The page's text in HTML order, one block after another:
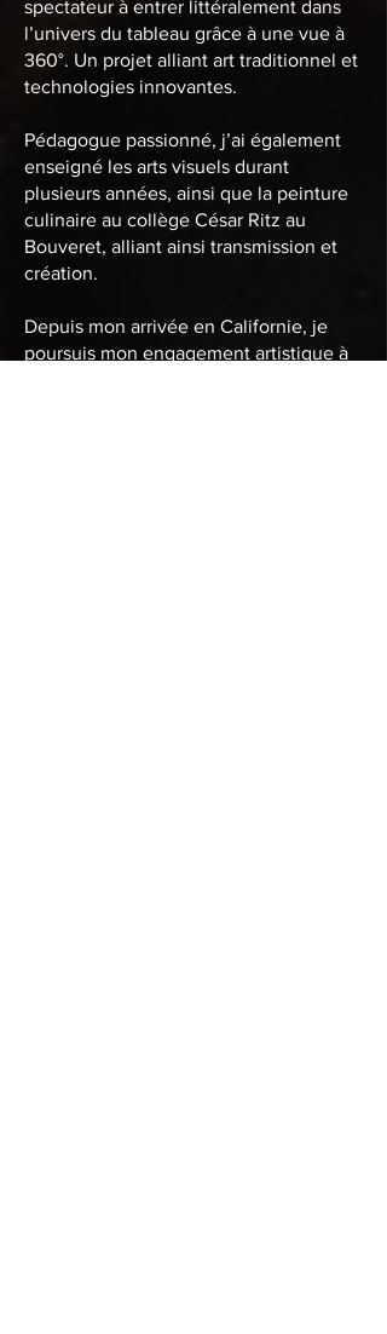
spectateur à entrer littéralement dans
l’univers du tableau grâce à une vue à
360°. Un projet alliant art traditionnel et
technologies innovantes.
Pédagogue passionné, j’ai également
enseigné les arts visuels durant
plusieurs années, ainsi que la peinture
culinaire au collège César Ritz au
Bouveret, alliant ainsi transmission et
création.
Depuis mon arrivée en Californie, je
poursuis mon engagement artistique à